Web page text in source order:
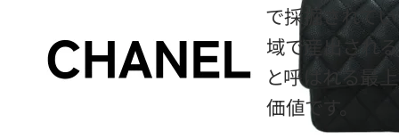
で採掘されて
域で産出され
と呼ばれる最
価値です。